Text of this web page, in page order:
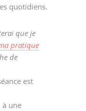
quotidiens.
que je
pratique
de
est
à une